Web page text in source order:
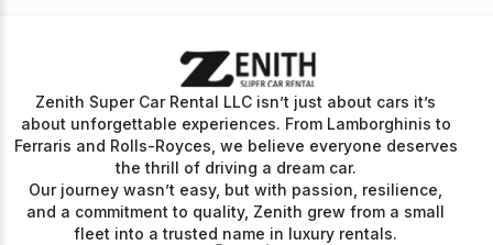
Zenith Super Car Rental LLC isn’t just about cars it’s
about unforgettable experiences. From Lamborghinis to
Ferraris and Rolls-Royces, we believe everyone deserves
the thrill of driving a dream car.
Our journey wasn’t easy, but with passion, resilience,
and a commitment to quality, Zenith grew from a small
fleet into a trusted name in luxury rentals.